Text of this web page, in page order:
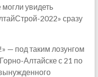
увидеть
2022» сразу
— под таким лозунгом
Алтайске с 21 по